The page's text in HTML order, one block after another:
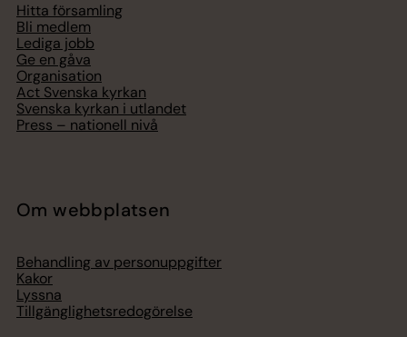
Hitta församling
Bli medlem
Lediga jobb
Ge en gåva
Organisation
Act Svenska kyrkan
Svenska kyrkan i utlandet
Press – nationell nivå
Om webbplatsen
Behandling av personuppgifter
Kakor
Lyssna
Tillgänglighetsredogörelse